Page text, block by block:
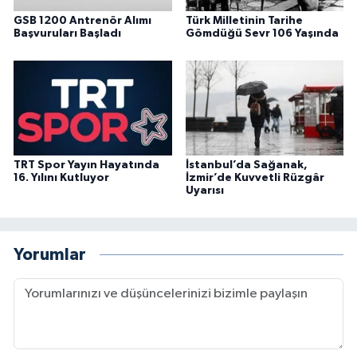
GSB 1200 Antrenör Alımı
Başvuruları Başladı
Türk Milletinin Tarihe
Gömdüğü Sevr 106 Yaşında
TRT Spor Yayın Hayatında
16. Yılını Kutluyor
İstanbul’da Sağanak,
İzmir’de Kuvvetli Rüzgâr
Uyarısı
Yorumlar